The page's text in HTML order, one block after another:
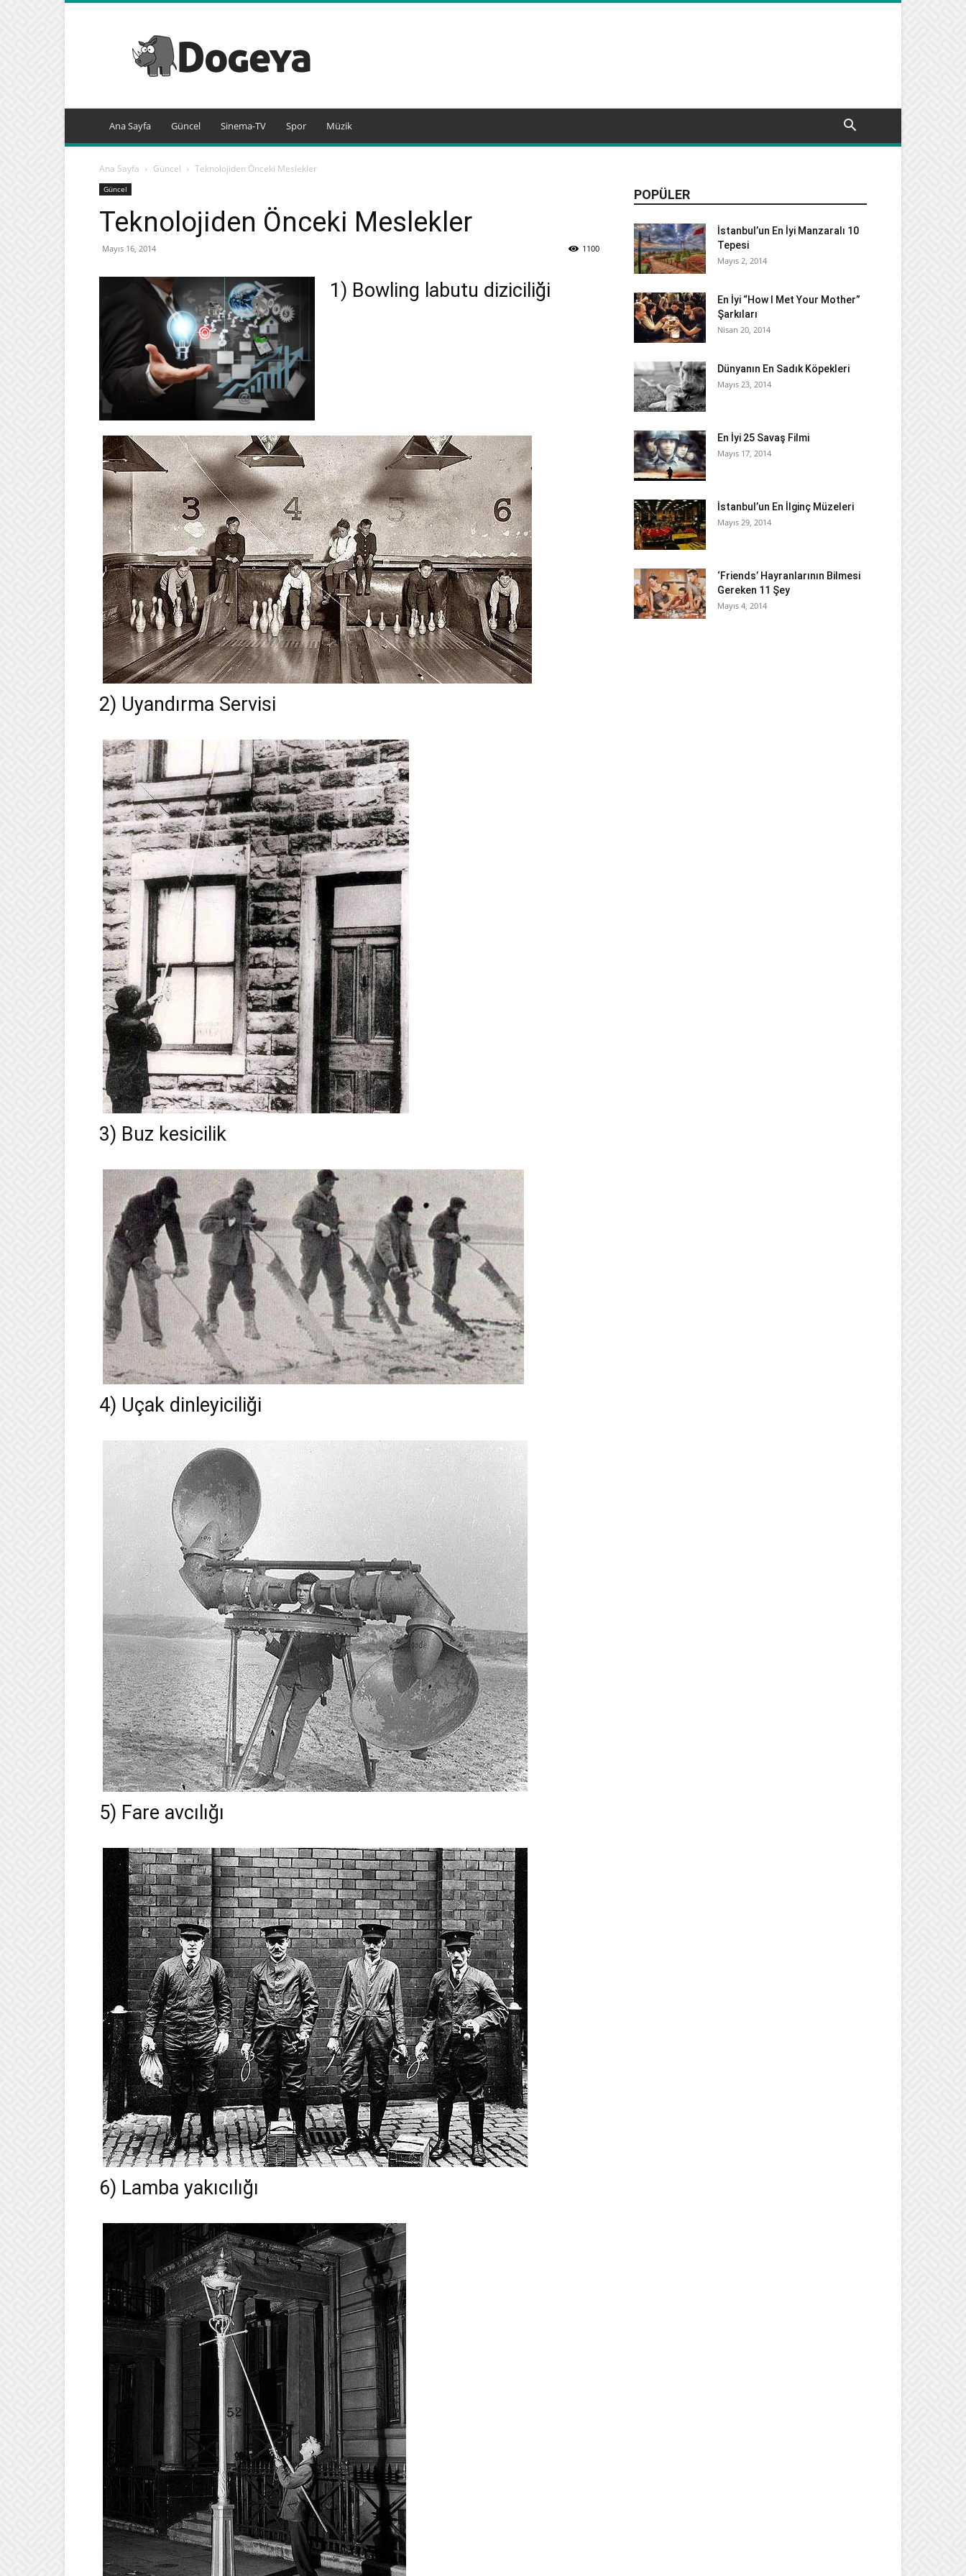
Ana Sayfa Güncel Sinema-TV Spor Müzik
Ana Sayfa Güncel Teknolojiden Önceki Meslekler
Güncel
Teknolojiden Önceki Meslekler
Mayıs 16, 2014 1100
1) Bowling labutu diziciliği
2) Uyandırma Servisi
3) Buz kesicilik
4) Uçak dinleyiciliği
5) Fare avcılığı
6) Lamba yakıcılığı
POPÜLER
İstanbul’un En İyi Manzaralı 10
Tepesi
Mayıs 2, 2014
En İyi “How I Met Your Mother”
Şarkıları
Nisan 20, 2014
Dünyanın En Sadık Köpekleri
Mayıs 23, 2014
En İyi 25 Savaş Filmi
Mayıs 17, 2014
İstanbul’un En İlginç Müzeleri
Mayıs 29, 2014
‘Friends’ Hayranlarının Bilmesi
Gereken 11 Şey
Mayıs 4, 2014